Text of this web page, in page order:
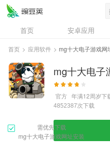
首页 安卓应用
资讯
专题
问答
首页 > 应用软件 > mg十大电子游戏网
mg十大电子
官方 年满12周岁下
4852387次下载
需优先下载
mg十大电子游戏网址安装